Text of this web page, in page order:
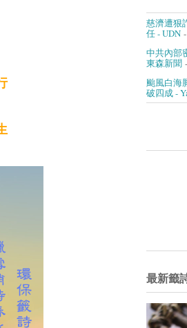
慈濟遭狠
任 - UDN
中共內部
東森新聞
颱風白海
破四成 -
最新籤